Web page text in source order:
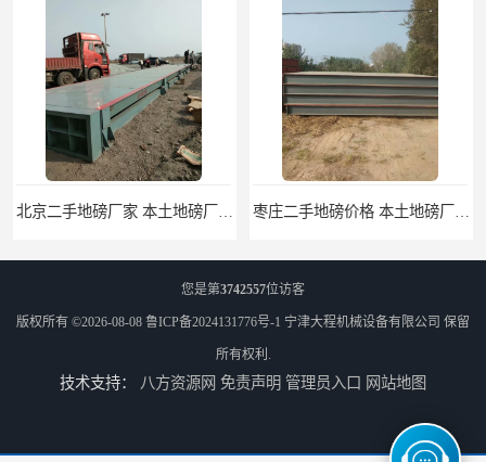
您是第3742557位访客
版权所有 ©2026-08-08 鲁ICP备2024131776号-1 宁津大程机械设备有限公司 保留
所有权利.
技术支持： 八方资源网 免责声明 管理员入口 网站地图